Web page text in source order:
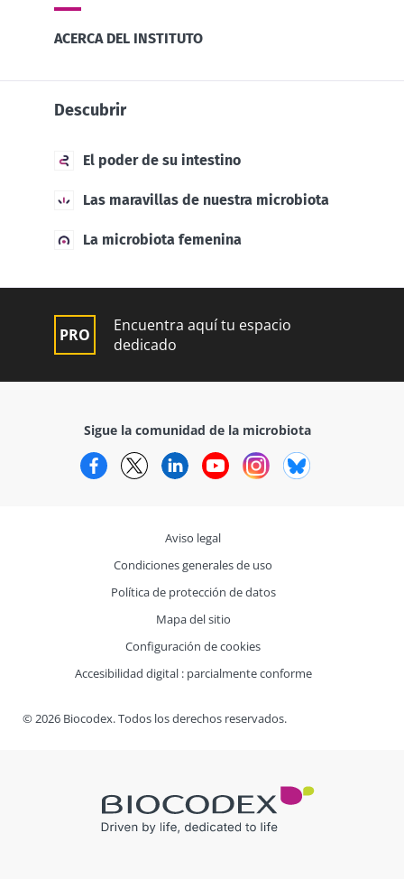
ACERCA DEL INSTITUTO
Descubrir
El poder de su intestino
Las maravillas de nuestra microbiota
La microbiota femenina
Encuentra aquí tu espacio
dedicado
Sigue la comunidad de la microbiota
FacebookTwitterLinkedInYouTubeInstagram
© 2026 Biocodex. Todos los derechos reservados.
Aviso legal
Condiciones generales de uso
Política de protección de datos
Mapa del sitio
Configuración de cookies
Accesibilidad digital : parcialmente conforme